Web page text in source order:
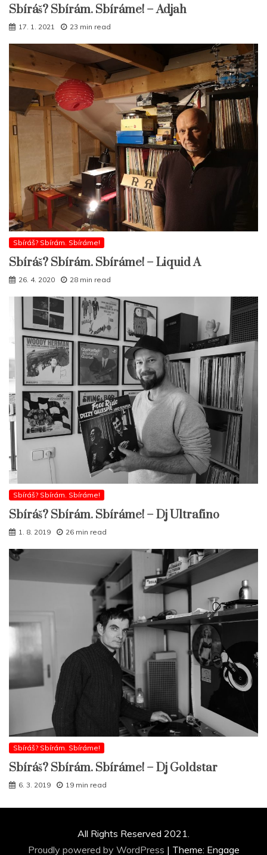
Sbíráš? Sbírám. Sbíráme! – Adjah
17. 1. 2021 23 min read
Sbíráš? Sbírám. Sbíráme!
Sbíráš? Sbírám. Sbíráme! – Liquid A
26. 4. 2020 28 min read
Sbíráš? Sbírám. Sbíráme!
Sbíráš? Sbírám. Sbíráme! – Dj Ultrafino
1. 8. 2019 26 min read
Sbíráš? Sbírám. Sbíráme!
Sbíráš? Sbírám. Sbíráme! – Dj Goldstar
6. 3. 2019 19 min read
All Rights Reserved 2021.
Proudly powered by WordPress | Theme: Engage